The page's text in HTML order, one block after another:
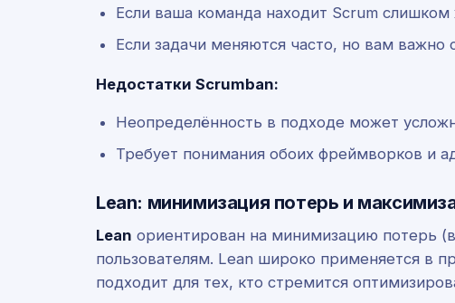
Если ваша команда находит Scrum
Если задачи меняются часто, но вам важно
Недостатки Scrumban:
Неопределённость в подходе может
Требует понимания обоих фреймворков и
Lean: минимизация потерь и
Lean ориентирован на минимизацию потерь
пользователям. Lean широко применяется в
подходит для тех, кто стремится